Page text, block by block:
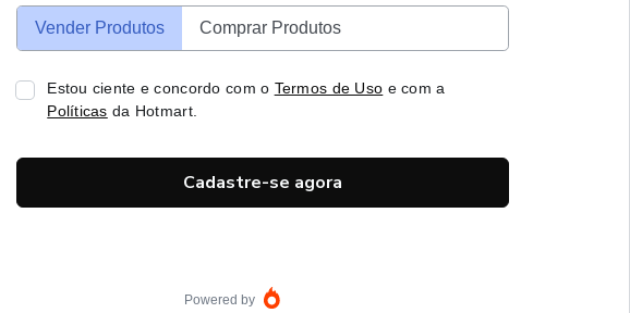
Vender Produtos Comprar Produtos
Estou ciente e concordo com o Termos de Uso e com a
Políticas da Hotmart.
Cadastre-se agora
Powered by